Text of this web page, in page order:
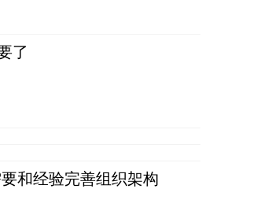
了
和经验完善组织架构